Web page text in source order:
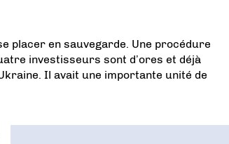
placer en sauvegarde. Une procédure
investisseurs sont d’ores et déjà
Il avait une importante unité de